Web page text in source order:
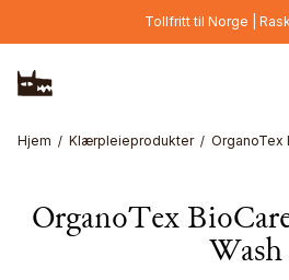
Hopp til hovedinnholdTollfritt til Norge |
Hjem Klærpleieprodukter OrganoTex
OrganoTex
Wash